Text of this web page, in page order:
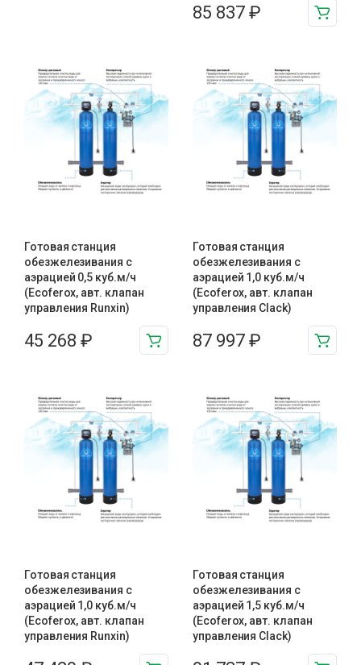
85 837 ₽
Готовая станция
обезжелезивания c
аэрацией 0,5 куб.м/ч
(Ecoferox, авт. клапан
управления Runxin)
45 268 ₽
Готовая станция
обезжелезивания c
аэрацией 1,0 куб.м/ч
(Ecoferox, авт. клапан
управления Clack)
87 997 ₽
Готовая станция
обезжелезивания c
аэрацией 1,0 куб.м/ч
(Ecoferox, авт. клапан
управления Runxin)
Готовая станция
обезжелезивания c
аэрацией 1,5 куб.м/ч
(Ecoferox, авт. клапан
управления Clack)